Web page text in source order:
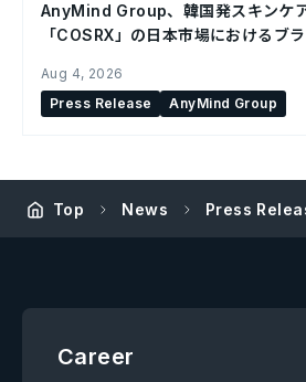
AnyMind Group、韓国発スキンケ
「COSRX」の日本市場におけるブ
Aug 4, 2026
Press Release
AnyMind Group
Top News Press
Career